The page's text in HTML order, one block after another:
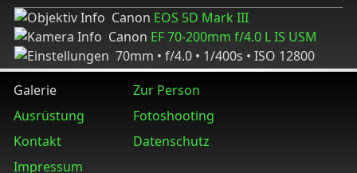
Canon EOS 5D Mark III
Canon EF 70-200mm f/4.0 L IS USM
70mm • f/4.0 • 1/400s • ISO 12800
Galerie
Zur Person
Ausrüstung
Fotoshooting
Kontakt
Datenschutz
Impressum